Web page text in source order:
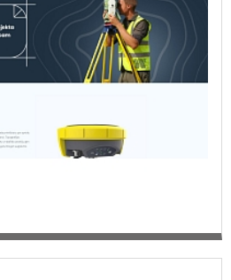
karjeru apjomu aprēķināšana,
aizsargjoslas noteikšana,
nospraušana, ģeodēziskā izpēte,
kvalitātes kontrole,
mērīšanas darbi,